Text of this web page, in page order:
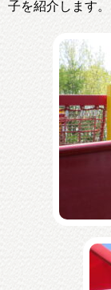
子を紹介します。